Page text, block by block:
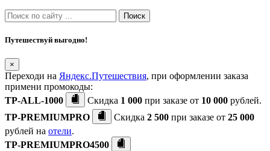
Поиск
Путешествуй выгодно!
×
Переходи на Яндекс.Путешествия, при оформлении заказа
примени промокоды:
TP-ALL-1000
Скидка 1 000 при заказе от 10 000 рублей.
TP-PREMIUMPRO
Скидка 2 500 при заказе от 25 000
рублей на отели.
TP-PREMIUMPRO4500